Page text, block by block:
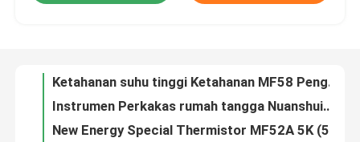
Kontrol Kualitas
5*25 Sensor Thermistor Tubular 5K 10K 50K 100KF3950 Cocok untuk Modul Kontrol Suhu, Suhu Digital, Instru
Stabil 5K 10K 100KF3950 Sensor Thermistor Presisi Tinggi Dehumidifier Thermistor Khusus